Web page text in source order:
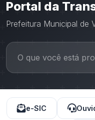
Portal da
Prefeitura Municipal de
e-SIC